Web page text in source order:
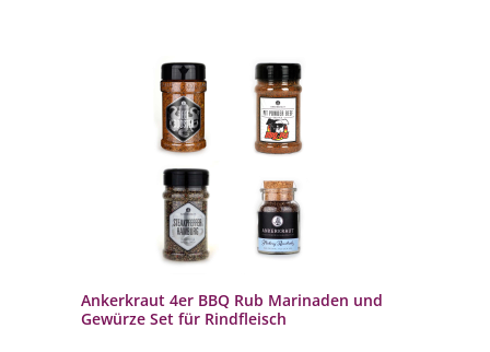
Ankerkraut 4er BBQ Rub Marinaden und
Gewürze Set für Rindfleisch